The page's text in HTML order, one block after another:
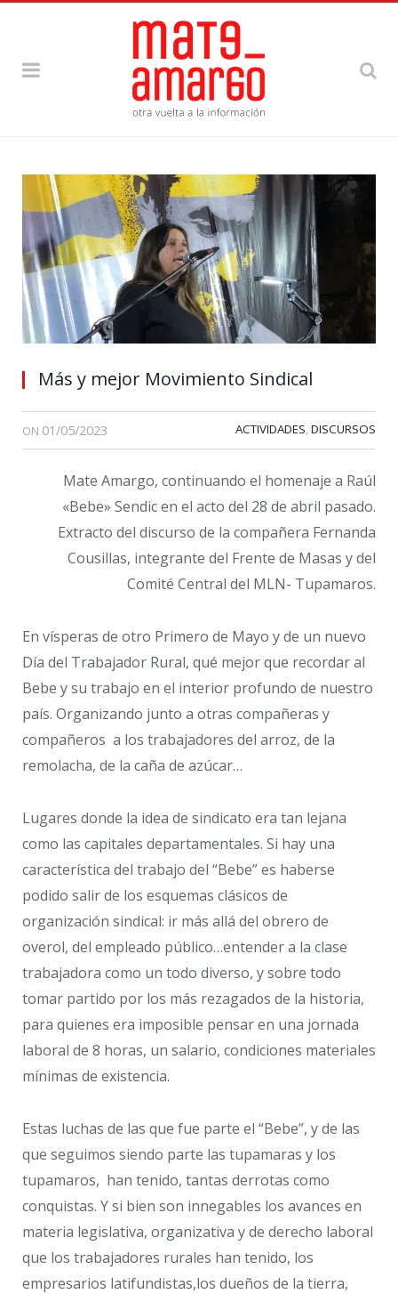
Más y mejor Movimiento Sindical
ON 01/05/2023 ACTIVIDADES, DISCURSOS
Mate Amargo, continuando el homenaje a Raúl
«Bebe» Sendic en el acto del 28 de abril pasado.
Extracto del discurso de la compañera Fernanda
Cousillas, integrante del Frente de Masas y del
Comité Central del MLN- Tupamaros.
En vísperas de otro Primero de Mayo y de un nuevo
Día del Trabajador Rural, qué mejor que recordar al
Bebe y su trabajo en el interior profundo de nuestro
país. Organizando junto a otras compañeras y
compañeros a los trabajadores del arroz, de la
remolacha, de la caña de azúcar…
Lugares donde la idea de sindicato era tan lejana
como las capitales departamentales. Si hay una
característica del trabajo del “Bebe” es haberse
podido salir de los esquemas clásicos de
organización sindical: ir más allá del obrero de
overol, del empleado público…entender a la clase
trabajadora como un todo diverso, y sobre todo
tomar partido por los más rezagados de la historia,
para quienes era imposible pensar en una jornada
laboral de 8 horas, un salario, condiciones materiales
mínimas de existencia.
Estas luchas de las que fue parte el “Bebe”, y de las
que seguimos siendo parte las tupamaras y los
tupamaros, han tenido, tantas derrotas como
conquistas. Y si bien son innegables los avances en
materia legislativa, organizativa y de derecho laboral
que los trabajadores rurales han tenido, los
empresarios latifundistas,los dueños de la tierra,